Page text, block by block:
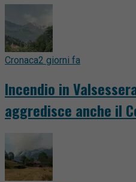
Cronaca2 giorni fa
Incendio in
aggredisce anche il